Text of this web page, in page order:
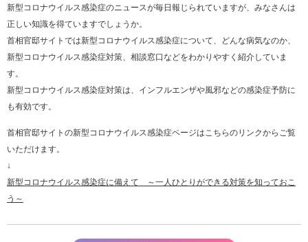
新型コロナウイルス感染症のニュースが毎日報じられていますが、みなさんは
正しい知識を得ていますでしょうか。
首相官邸サイトでは新型コロナウイルス感染症について、どんな病気なのか、
新型コロナウイルス感染症対策、相談窓口などをわかりやすく紹介していま
す。
新型コロナウイルス感染症対策は、インフルエンザや風邪などの感染症予防に
も有効です。
首相官邸サイトの新型コロナウイルス感染症ページはこちらのリンクからご覧
いただけます。
↓
新型コロナウイルス感染症に備えて ～一人ひとりができる対策を知っておこ
う～